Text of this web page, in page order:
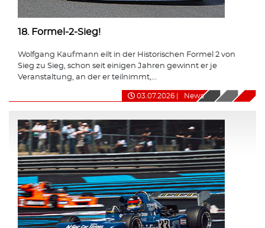
18. Formel-2-Sieg!
Wolfgang Kaufmann eilt in der Historischen Formel 2 von
Sieg zu Sieg, schon seit einigen Jahren gewinnt er je
Veranstaltung, an der er teilnimmt,...
03.07.2026 News